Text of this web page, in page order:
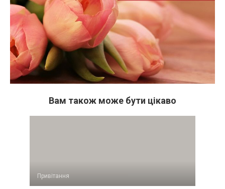
Вам також може бути цікаво
Привітання